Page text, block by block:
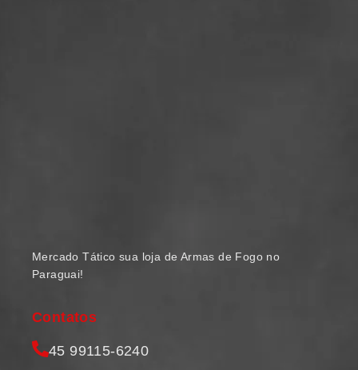
Mercado Tático sua loja de Armas de Fogo no
Paraguai!
Contatos
45 99115-6240